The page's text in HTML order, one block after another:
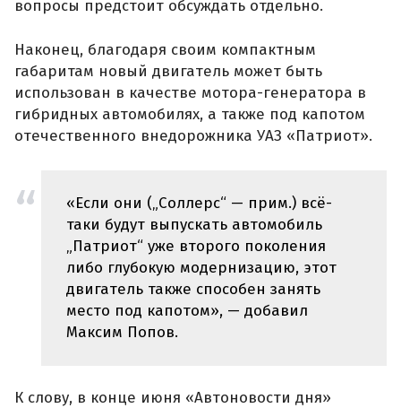
вопросы предстоит обсуждать отдельно.
Наконец, благодаря своим компактным
габаритам новый двигатель может быть
использован в качестве мотора-генератора в
гибридных автомобилях, а также под капотом
отечественного внедорожника УАЗ «Патриот».
«Если они („Соллерс“ — прим.) всё-
таки будут выпускать автомобиль
„Патриот“ уже второго поколения
либо глубокую модернизацию, этот
двигатель также способен занять
место под капотом», — добавил
Максим Попов.
К слову, в конце июня «Автоновости дня»